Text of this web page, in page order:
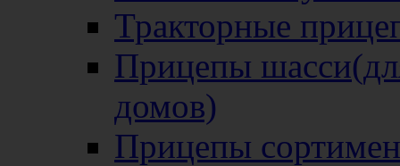
Тракторные
Прицепы
домов)
Прицепы